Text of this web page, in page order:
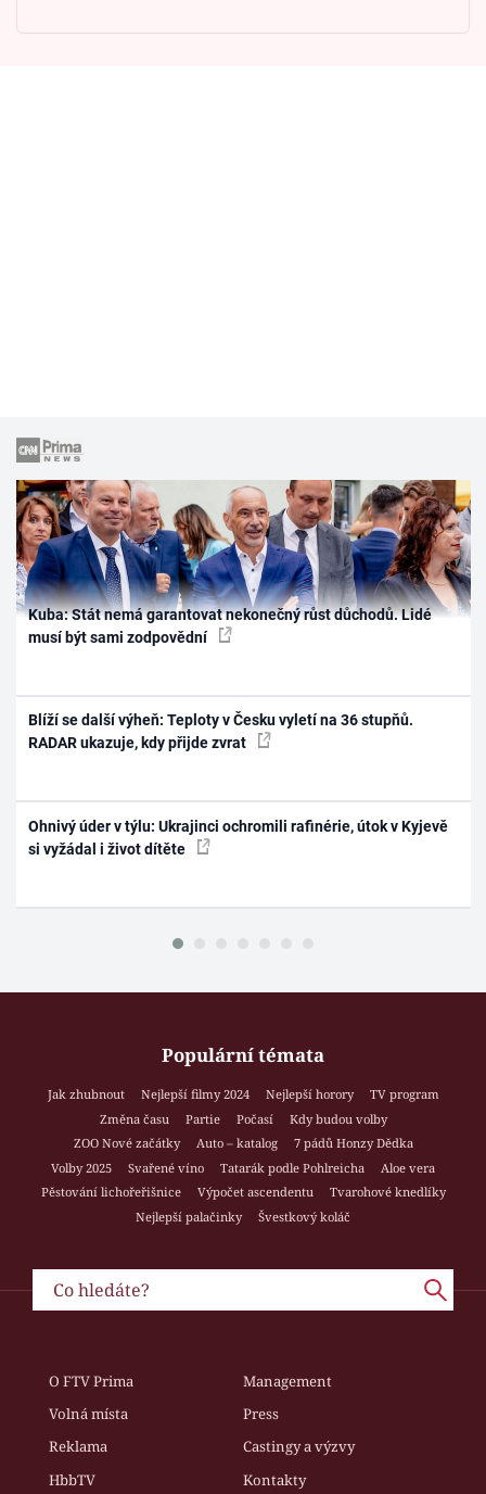
Kuba: Stát nemá garantovat nekonečný růst důchodů. Lidé
musí být sami zodpovědní
Blíží se další výheň: Teploty v Česku vyletí na 36 stupňů.
RADAR ukazuje, kdy přijde zvrat
Ohnivý úder v týlu: Ukrajinci ochromili rafinérie, útok v Kyjevě
si vyžádal i život dítěte
Populární témata
Jak zhubnout Nejlepší filmy 2024 Nejlepší horory
TV program
Změna času
Partie Počasí
Kdy budou volby
ZOO Nové začátky
Auto – katalog
7 pádů Honzy Dědka
Volby 2025
Svařené víno Tatarák podle Pohlreicha
Aloe vera
Pěstování lichořeřišnice
Výpočet ascendentu
Tvarohové knedlíky
Nejlepší palačinky
Švestkový koláč
O FTV Prima
Management
Volná místa
Press
Reklama
Castingy a výzvy
HbbTV
Kontakty